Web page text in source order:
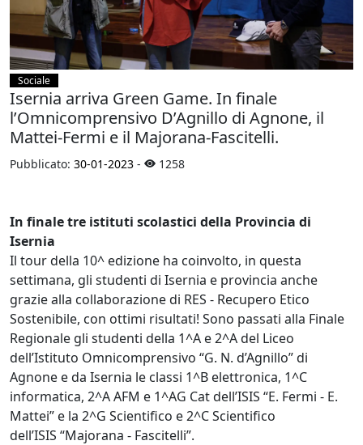
Sociale
Isernia arriva Green Game. In finale
l’Omnicomprensivo D’Agnillo di Agnone, il
Mattei-Fermi e il Majorana-Fascitelli.
Pubblicato: 30-01-2023 - 1258
In finale tre istituti scolastici della Provincia di
Isernia
Il tour della 10^ edizione ha coinvolto, in questa
settimana, gli studenti di Isernia e provincia anche
grazie alla collaborazione di RES - Recupero Etico
Sostenibile, con ottimi risultati! Sono passati alla Finale
Regionale gli studenti della 1^A e 2^A del Liceo
dell’Istituto Omnicomprensivo “G. N. d’Agnillo” di
Agnone e da Isernia le classi 1^B elettronica, 1^C
informatica, 2^A AFM e 1^AG Cat dell’ISIS “E. Fermi - E.
Mattei” e la 2^G Scientifico e 2^C Scientifico
dell’ISIS “Majorana - Fascitelli”.